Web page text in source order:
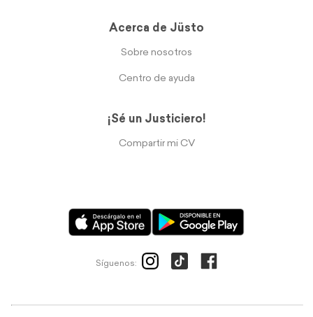
Acerca de Jüsto
Sobre nosotros
Centro de ayuda
¡Sé un Justiciero!
Compartir mi CV
Síguenos: